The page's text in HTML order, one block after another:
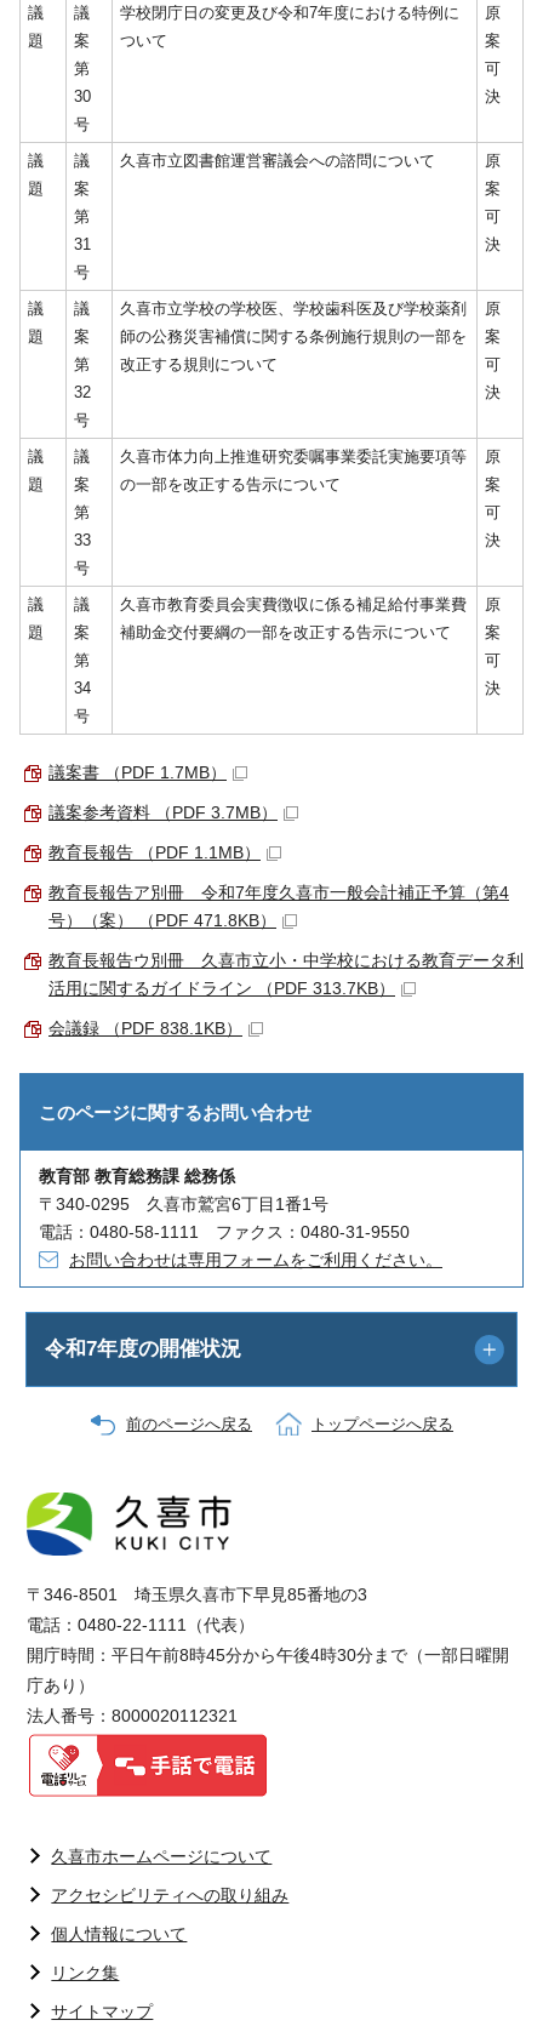
議
題
議
案
第
30
号
学校閉庁日の変更及び令和7年度における特例に
ついて
原
案
可
決
議
題
議
案
第
31
号
久喜市立図書館運営審議会への諮問について
原
案
可
決
議
題
議
案
第
32
号
久喜市立学校の学校医、学校歯科医及び学校薬剤
師の公務災害補償に関する条例施行規則の一部を
改正する規則について
原
案
可
決
議
題
議
案
第
33
号
久喜市体力向上推進研究委嘱事業委託実施要項等
の一部を改正する告示について
原
案
可
決
議
題
議
案
第
34
号
久喜市教育委員会実費徴収に係る補足給付事業費
補助金交付要綱の一部を改正する告示について
原
案
可
決
議案書 （PDF 1.7MB）
議案参考資料 （PDF 3.7MB）
教育長報告 （PDF 1.1MB）
教育長報告ア別冊 令和7年度久喜市一般会計補正予算（第4
号）（案） （PDF 471.8KB）
教育長報告ウ別冊 久喜市立小・中学校における教育データ利
活用に関するガイドライン （PDF 313.7KB）
会議録 （PDF 838.1KB）
このページに関するお問い合わせ
教育部 教育総務課 総務係
〒340-0295 久喜市鷲宮6丁目1番1号
電話：0480-58-1111 ファクス：0480-31-9550
お問い合わせは専用フォームをご利用ください。
令和7年度の開催状況
前のページへ戻る トップページへ戻る
〒346-8501 埼玉県久喜市下早見85番地の3
電話：0480-22-1111（代表）
開庁時間：平日午前8時45分から午後4時30分まで（一部日曜開
庁あり）
法人番号：8000020112321
久喜市ホームページについて
アクセシビリティへの取り組み
個人情報について
リンク集
サイトマップ